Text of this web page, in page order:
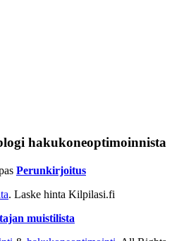
hakukoneoptimoinnista
Perunkirjoitus
. Laske hinta Kilpilasi.fi
muistilista